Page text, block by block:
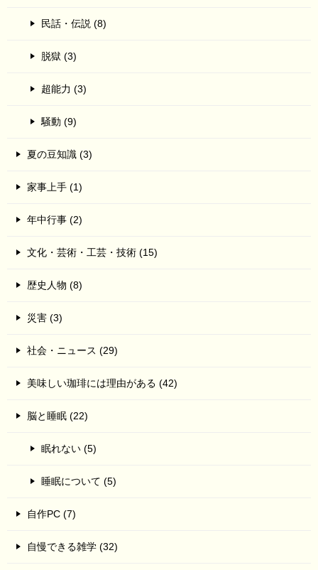
民話・伝説 (8)
脱獄 (3)
超能力 (3)
騒動 (9)
夏の豆知識 (3)
家事上手 (1)
年中行事 (2)
文化・芸術・工芸・技術 (15)
歴史人物 (8)
災害 (3)
社会・ニュース (29)
美味しい珈琲には理由がある (42)
脳と睡眠 (22)
眠れない (5)
睡眠について (5)
自作PC (7)
自慢できる雑学 (32)